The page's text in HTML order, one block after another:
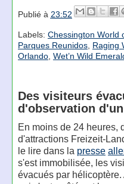
Publié à 23:52
Labels: Chessington World
Parques Reunidos, Raging
Orlando, Wet’n Wild
Des visiteurs
d'observation
En moins de 24 heures,
d'attractions Freizeit-
le lire dans la presse
s'est immobilisée, les
évacués par